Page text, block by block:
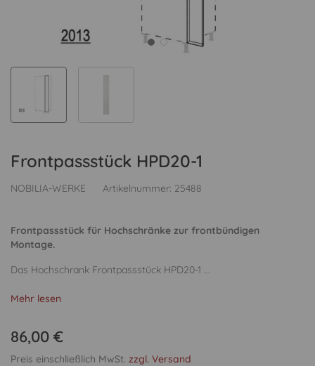
Frontpassstück HPD20-1
NOBILIA-WERKE Artikelnummer: 25488
Frontpassstück für Hochschränke zur frontbündigen
Montage.
Das Hochschrank Frontpassstück HPD20-1 ...
Mehr lesen
86,00 €
Preis einschließlich MwSt. zzgl. Versand